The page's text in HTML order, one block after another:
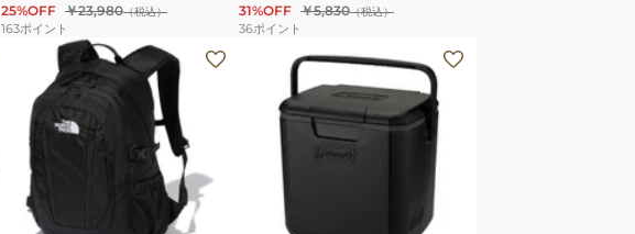
25%OFF ￥23,980（税込）
163ポイント
31%OFF ￥5,830（税込）
36ポイント